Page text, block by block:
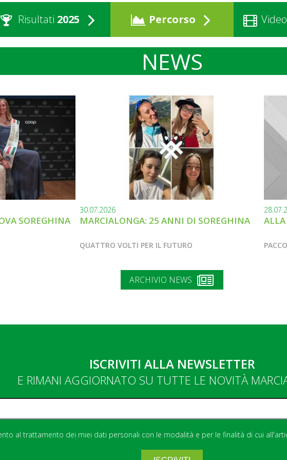
Risultati 2025 Percorso Video
NEWS
SOREGHINA
30.07.2026
MARCIALONGA: 25 ANNI DI SOREGHINA
QUATTRO VOLTI PER IL FUTURO
ARCHIVIO NEWS
ISCRIVITI ALLA NEWSLETTER
E RIMANI AGGIORNATO SU TUTTE LE NOVITÀ
al trattamento dei miei dati personali con le modalità e per le finalità di cui